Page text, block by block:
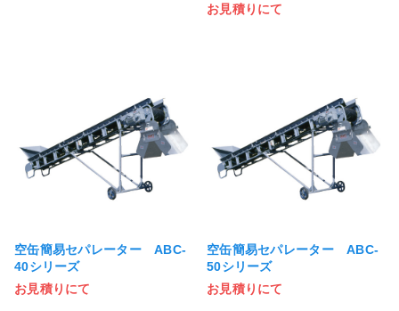
お見積りにて
空缶簡易セパレーター ABC-
40シリーズ
お見積りにて
空缶簡易セパレーター ABC-
50シリーズ
お見積りにて